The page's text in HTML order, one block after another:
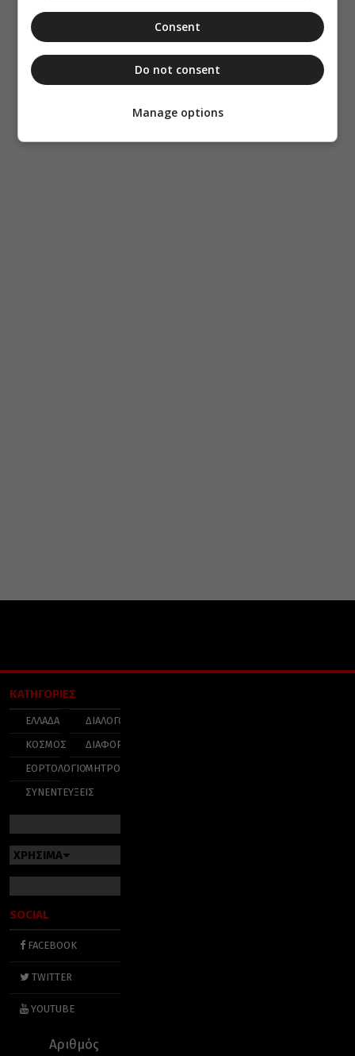
ΚΑΤΗΓΟΡΙΕΣ
ΕΛΛΑΔΑ
ΚΟΣΜΟΣ
ΕΟΡΤΟΛΟΓΙΟ
ΣΥΝΕΝΤΕΥΞΕΙΣ
ΔΙΑΛΟΓΟΣ
ΔΙΑΦΟΡΑ
ΜΗΤΡΟΠΟΛΕΙΣ
ΧΡΗΣΙΜΑ
SOCIAL
FACEBOOK
TWITTER
YOUTUBE
Αριθμός
Consent
Do not consent
Manage options